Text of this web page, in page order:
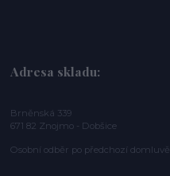
Adresa skladu:
Brněnská 339
671 82 Znojmo - Dobšice
Osobní odběr po předchozí domluvě.